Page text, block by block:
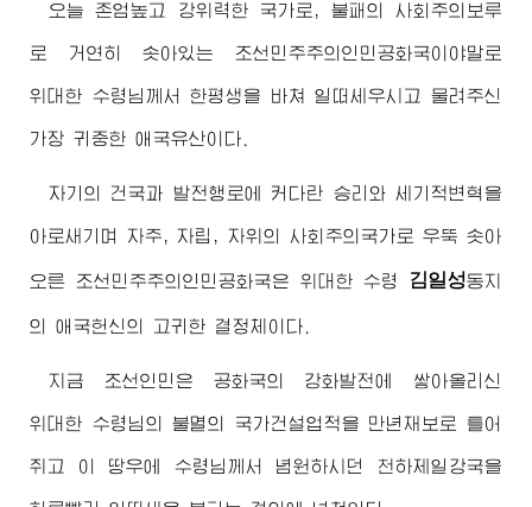
오늘 존엄높고 강위력한 국가로, 불패의 사회주의보루
로 거연히 솟아있는 조선민주주의인민공화국이야말로
위대한 수령님께서 한평생을 바쳐 일떠세우시고 물려주신
가장 귀중한 애국유산이다.
자기의 건국과 발전행로에 커다란 승리와 세기적변혁을
아로새기며 자주, 자립, 자위의 사회주의국가로 우뚝 솟아
오른 조선민주주의인민공화국은 위대한 수령 김일성동지
의 애국헌신의 고귀한 결정체이다.
지금 조선인민은 공화국의 강화발전에 쌓아올리신
위대한 수령님 의 불멸의 국가건설업적을 만년재보로 틀어
쥐고 이 땅우에 수령님께서 념원하시던 천하제일강국을